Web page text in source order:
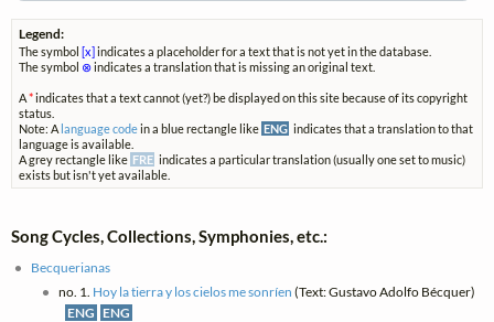
Legend:
The symbol [x] indicates a placeholder for a text that is not yet in the database.
The symbol ⊗indicates a translation that is missing an original text.
A*indicates that a text cannot (yet?) be displayed on this site because of its copyright
status.
Note: A language codein a blue rectangle like ENG indicates that a translation to that
language is available.
A grey rectangle like FRE indicates a particular translation (usually one set to music)
exists but isn't yet available.
Song Cycles, Collections, Symphonies, etc.:
Becquerianas
no. 1. Hoy la tierra y los cielos me sonríen (Text: Gustavo Adolfo Bécquer)
ENG ENG